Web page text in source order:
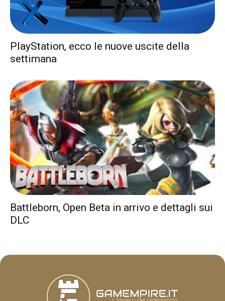
PlayStation, ecco le nuove uscite della
settimana
Battleborn, Open Beta in arrivo e dettagli sui
DLC